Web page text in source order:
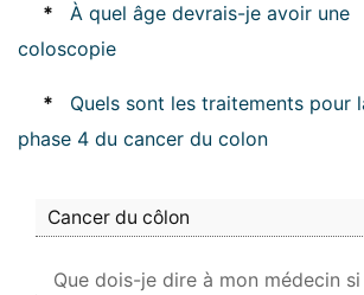
*
À quel âge devrais-je avoir une
coloscopie
*
Quels sont les traitements pour
phase 4 du cancer du colon
Cancer du côlon
Que dois-je dire à mon médecin